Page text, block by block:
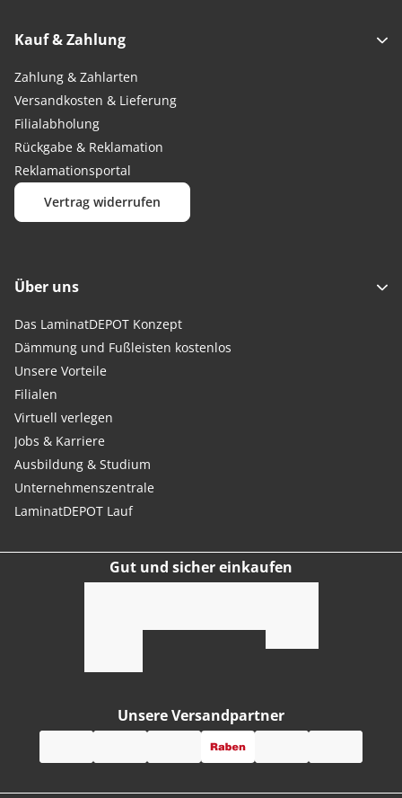
Kauf & Zahlung
Zahlung & Zahlarten
Versandkosten & Lieferung
Filialabholung
Rückgabe & Reklamation
Reklamationsportal
Vertrag widerrufen
Über uns
Das LaminatDEPOT Konzept
Dämmung und Fußleisten kostenlos
Unsere Vorteile
Filialen
Virtuell verlegen
Jobs & Karriere
Ausbildung & Studium
Unternehmenszentrale
LaminatDEPOT Lauf
Gut und sicher einkaufen
Unsere Versandpartner